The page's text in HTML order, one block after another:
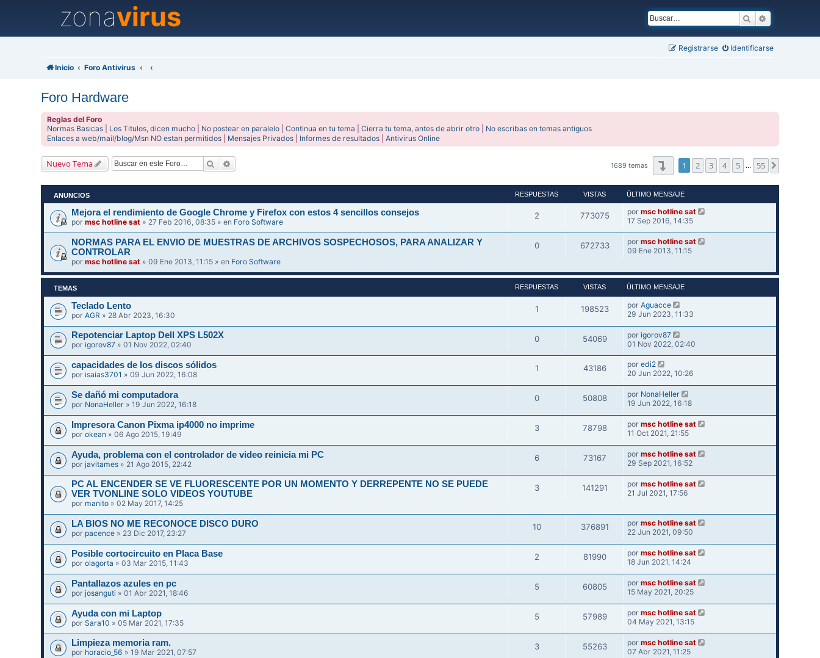
zonavirus Buscar
Identificarse
Registrarse
Inicio Foro Antivirus
Foro Hardware
Reglas del Foro
Normas Basicas
Los Titulos, dicen mucho No postear en paralelo |Continua en tu tema |Cierra tu tema, antes de abrir otro
No escribas en temas antiguos
Enlaces a web/mail/blog/Msn NO estan permitidos
Mensajes Privados Informes de resultados |Antivirus Online
Nuevo Tema Buscar 1689 temas Página1 de
1 2 3 4 5 … 55
ANUNCIOS RESPUESTAS VISTAS ÚLTIMO MENSAJE
Mejora el rendimiento de Google Chrome y Firefox con estos 4 sencillos consejos
pormsc hotline sat » 27 Feb 2016, 08:35 » en Foro Software
2 773075 por msc hotline sat
17 Sep 2016, 14:35
NORMAS PARA EL ENVIO DE MUESTRAS DE ARCHIVOS SOSPECHOSOS, PARA ANALIZAR Y
CONTROLAR
pormsc hotline sat » 09 Ene 2013, 11:15 » en Foro Software
0 672733 por msc hotline sat
09 Ene 2013, 11:15
TEMAS RESPUESTAS VISTAS ÚLTIMO MENSAJE
Teclado Lento
porAGR » 28 Abr 2023, 16:30
1 198523 por Aguacce
29 Jun 2023, 11:33
Repotenciar Laptop Dell XPS L502X
porigorov87 » 01 Nov 2022, 02:40
0 54069 por igorov87
01 Nov 2022, 02:40
capacidades de los discos sólidos
porisaias3701 » 09 Jun 2022, 16:08
1 43186 por edi2
20 Jun 2022, 10:26
Se dañó mi computadora
por NonaHeller » 19 Jun 2022, 16:18
0 50808 por NonaHeller
19 Jun 2022, 16:18
Impresora Canon Pixma ip4000 no imprime
porokean » 06 Ago 2015, 19:49
3 78798 por msc hotline sat
11 Oct 2021, 21:55
Ayuda, problema con el controlador de video reinicia mi PC
porjavitames » 21 Ago 2015, 22:42
6 73167 por msc hotline sat
29 Sep 2021, 16:52
PC AL ENCENDER SE VE FLUORESCENTE POR UN MOMENTO Y DERREPENTE NO SE PUEDE
VER TVONLINE SOLO VIDEOS YOUTUBE
por manito » 02 May 2017, 14:25
3 141291 por msc hotline sat
21 Jul 2021, 17:56
LA BIOS NO ME RECONOCE DISCO DURO
por pacence » 23 Dic 2017, 23:27
10 376891 por msc hotline sat
22 Jun 2021, 09:50
Posible cortocircuito en Placa Base
porolagorta » 03 Mar 2015, 11:43
2 81990 por msc hotline sat
18 Jun 2021, 14:24
Pantallazos azules en pc
porjosanguti » 01 Abr 2021, 18:46
5 60805 por msc hotline sat
15 May 2021, 20:25
Ayuda con mi Laptop
porSara10 » 05 Mar 2021, 17:35
5 57989 por msc hotline sat
04 May 2021, 13:15
Limpieza memoria ram.
por horacio_56 » 19 Mar 2021, 07:57
3 55263 por msc hotline sat
07 Abr 2021, 11:25